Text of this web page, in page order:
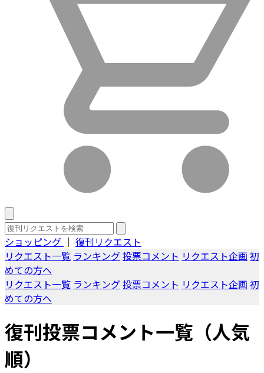
ショッピング ｜ 復刊リクエスト
リクエスト一覧 ランキング投票コメント リクエスト企画 初
めての方へ
リクエスト一覧 ランキング投票コメント リクエスト企画 初
めての方へ
復刊投票コメント一覧（人気
順）